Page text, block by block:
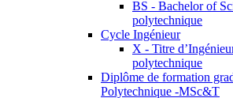
BS - Bachelor of
polytechnique
Cycle Ingénieur
X - Titre
polytechnique
Diplôme de formation
Polytechnique -MSc&T